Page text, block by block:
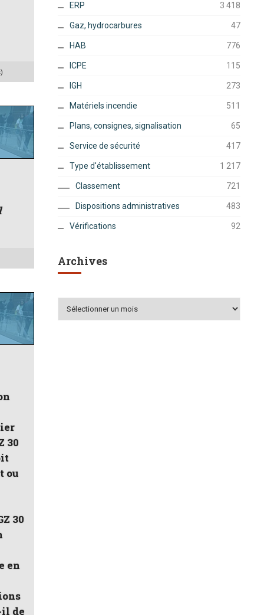
30
ou
30
en
il de
ERP 3 418
Gaz, hydrocarbures 47
HAB 776
ICPE 115
IGH 273
Matériels incendie 511
Plans, consignes, signalisation 65
Service de sécurité 417
Type d'établissement 1 217
Classement 721
Dispositions administratives 483
Vérifications 92
Archives
Archives